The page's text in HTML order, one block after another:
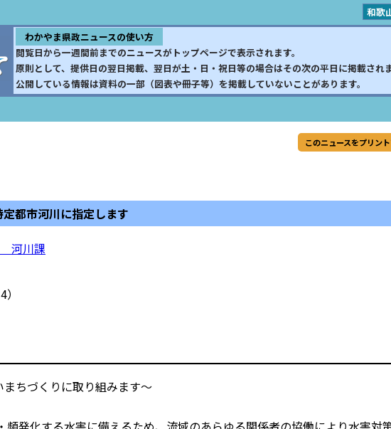
和歌
わかやま県政ニュースの使い方
閲覧日から一週間前までのニュースがトップページで表示されます。
原則として、提供日の翌日掲載、翌日が土・日・祝日等の場合はその次の平日に掲載されま
公開している情報は資料の一部（図表や冊子等）を掲載していないことがあります。
このニュースをプリン
定都市河川に指定します
河川課
ちづくりに取り組みます～